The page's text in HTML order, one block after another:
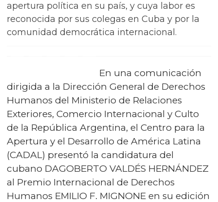
apertura política en su país, y cuya labor es
reconocida por sus colegas en Cuba y por la
comunidad democrática internacional.
En una comunicación
dirigida a la Dirección General de Derechos
Humanos del Ministerio de Relaciones
Exteriores, Comercio Internacional y Culto
de la República Argentina, el Centro para la
Apertura y el Desarrollo de América Latina
(CADAL) presentó la candidatura del
cubano DAGOBERTO VALDÉS HERNÁNDEZ
al Premio Internacional de Derechos
Humanos EMILIO F. MIGNONE en su edición